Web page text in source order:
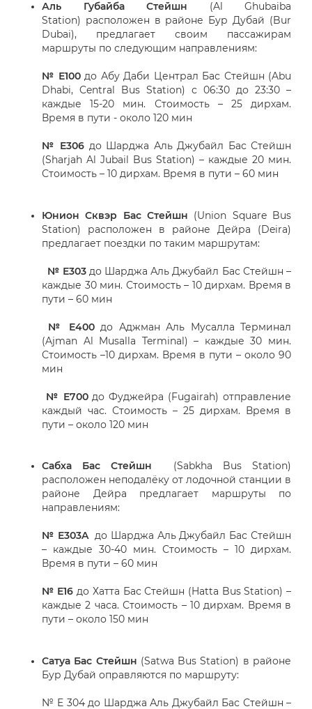
Аль Губайба Стейшн (Al Ghubaiba
Station) расположен в районе Бур Дубай (Bur
Dubai), предлагает своим пассажирам
маршруты по следующим направлениям:
№ Е100 до Абу Даби Централ Бас Стейшн (Abu
Dhabi, Central Bus Station) с 06:30 до 23:30 –
каждые 15-20 мин. Стоимость – 25 дирхам.
Время в пути - около 120 мин
№ Е306 до Шарджа Аль Джубайл Бас Стейшн
(Sharjah Al Jubail Bus Station) – каждые 20 мин.
Стоимость – 10 дирхам. Время в пути – 60 мин
Юнион Сквэр Бас Стейшн (Union Square Bus
Station) расположен в районе Дейра (Deira)
предлагает поездки по таким маршрутам:
№ Е303до Шарджа Аль Джубайл Бас Стейшн –
каждые 30 мин. Стоимость – 10 дирхам. Время в
пути – 60 мин
№ Е400до Аджман Аль Мусалла Терминал
(Ajman Al Musalla Terminal) – каждые 30 мин.
Стоимость –10 дирхам. Время в пути – около 90
мин
№ Е700до Фуджейра (Fugairah) отправление
каждый час. Стоимость – 25 дирхам. Время в
пути – около 120 мин
Сабха Бас Стейшн (Sabkha Bus Station)
расположен неподалёку от лодочной станции в
районе Дейра предлагает маршруты по
направлениям:
№ Е303A
до Шарджа Аль Джубайл Бас Стейшн
– каждые 30-40 мин. Стоимость – 10 дирхам.
Время в пути – 60 мин
№ Е16 до Хатта Бас Стейшн (Hatta Bus Station) –
каждые 2 часа. Стоимость – 10 дирхам. Время в
пути – около 150 мин
Сатуа Бас Стейшн (Satwa Bus Station) в районе
Бур Дубай оправляются по маршруту:
№ Е 304 до Шарджа Аль Джубайл Бас Стейшн –